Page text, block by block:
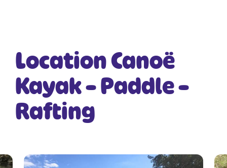
Location Canoë
Kayak – Paddle –
Rafting